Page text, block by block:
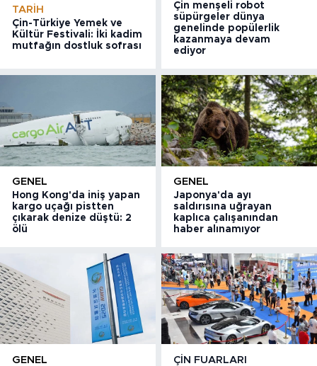
TARIH
Çin-Türkiye Yemek ve
Kültür Festivali: İki kadim
mutfağın dostluk sofrası
Çin menşeli robot
süpürgeler dünya
genelinde popülerlik
kazanmaya devam
ediyor
GENEL
Hong Kong'da iniş yapan
kargo uçağı pistten
çıkarak denize düştü: 2
ölü
GENEL
Japonya'da ayı
saldırısına uğrayan
kaplıca çalışanından
haber alınamıyor
GENEL ÇIN FUARLARI